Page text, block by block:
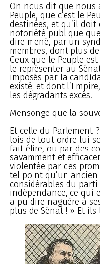
On nous dit que nous
Peuple, que c’est le
destinées, et qu’il
notoriété publique
dire mené, par un
membres, dont plus
Ceux que le Peuple
le représenter au
imposés par la
existé, et dont
les dégradants excès.
Mensonge que la
Et celle du Parlement
lois de tout ordre lui
fait élire, ou par des
savamment et
violentée par des
tel point qu’un ancien
considérables du
indépendance, ce qui
a pu dire naguère à
plus de Sénat ! » Et ils